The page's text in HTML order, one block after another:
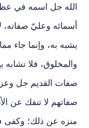
الله جل اسمه في
أسمائه وعليّ صفاته،
يشبه به، وإنما جاء
والمخلوق، فلا تشابه
صفات القديم جل
صفاتهم لا تنفك عن
منزه عن ذلك؛ وكفى